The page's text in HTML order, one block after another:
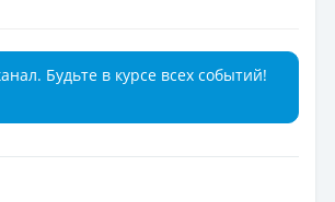
Будьте в курсе всех событий!